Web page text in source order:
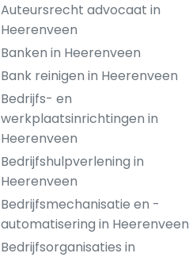
Auteursrecht advocaat in
Heerenveen
Banken in Heerenveen
Bank reinigen in Heerenveen
Bedrijfs- en
werkplaatsinrichtingen in
Heerenveen
Bedrijfshulpverlening in
Heerenveen
Bedrijfsmechanisatie en -
automatisering in Heerenveen
Bedrijfsorganisaties in